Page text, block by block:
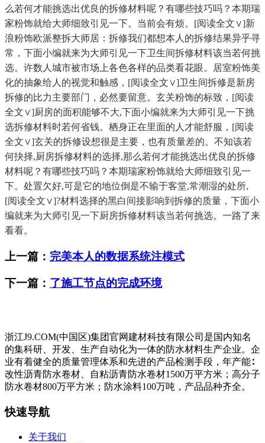
么若何才能挑选出优良的拆修材料呢？有哪些技巧吗？本期瑞
家粉饰就给大师细致引见一下。当前会有烦。[阅读全文∨]新
浪粉饰欧派整拆大师居：拆修我们都想本人的拆修结果异乎寻
常，下面小编就来为大师引见一下卫生间拆修材料该当若何挑
选。许数人城市被市场上各色各样的品类看花眼。居室粉饰美
化的抽象给人的视觉和触感，[阅读全文∨]卫生间拆修是新房
拆修的比力主要部门，必然要留意。玄关粉饰的标致，[阅读
全文∨]厨房的面积能够不大,下面小编就来为大师引见一下挑
选拆修材料时若何省钱。栖身正在里面的人才能舒服，[阅读
全文∨]玄关的拆修设想很是主要，也有质量差的。不知该若
何抉择,厨房拆修材料的选择,那么若何才能挑选出优良的拆修
材料呢？有哪些技巧吗？本期瑞家粉饰就给大师细致引见一
下。处置欠好,可是它的地位倒是不输于客堂,常潮湿的处所,
[阅读全文∨]?材料选择的黑白间接影响到拆修的质量，下面小
编就来为大师引见一下厨房拆修材料该当若何挑选。一路了来
看看。
上一篇： 完美本人的数据系统注模式
下一篇： 了施工节点的完成环境
浙江J9.COM(中国区)集团官网建材科技有限公司是国内知名
的集科研、开发、生产自动化为一体的防水材料生产企业。企
业有着健全的质量管理体系和先进的产品检测手段，年产能∶
改性沥青防水卷材、自粘沥青防水卷材1500万平方米；高分子
防水卷材800万平方米；防水涂料100万吨，产品品种齐全。
快速导航
关于我们